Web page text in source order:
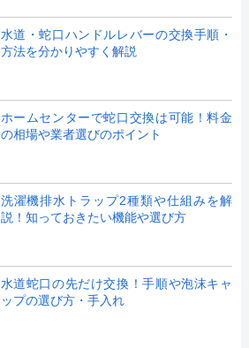
水道・蛇口ハンドルレバーの交換手順・
方法を分かりやすく解説
ホームセンターで蛇口交換は可能！料金
の相場や業者選びのポイント
洗濯機排水トラップ2種類や仕組みを解
説！知っておきたい機能や選び方
水道蛇口の先だけ交換！手順や泡沫キャ
ップの選び方・手入れ